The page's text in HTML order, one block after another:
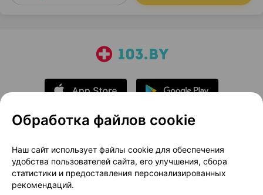
О проекте
Новости проекта
Размещение рекламы
Медицинский маркетинг
Публичный договор
Доставка
Обработка файлов cookie
Наш сайт использует файлы cookie для обеспечения
удобства пользователей сайта, его улучшения, сбора
статистики и предоставления персонализированных
рекомендаций.